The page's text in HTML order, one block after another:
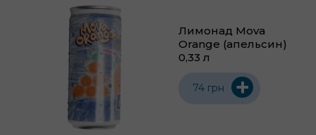
Лимонад Mova
Orange (апельсин)
0,33 л
74 грн +